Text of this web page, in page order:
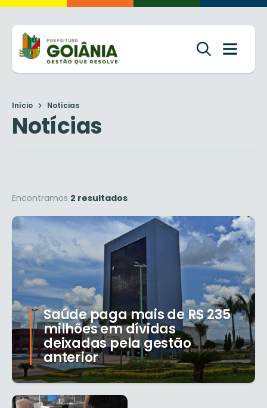
Início Notícias
Notícias
Encontramos 2 resultados
Saúde paga mais de R$ 235
milhões em dívidas
deixadas pela gestão
anterior